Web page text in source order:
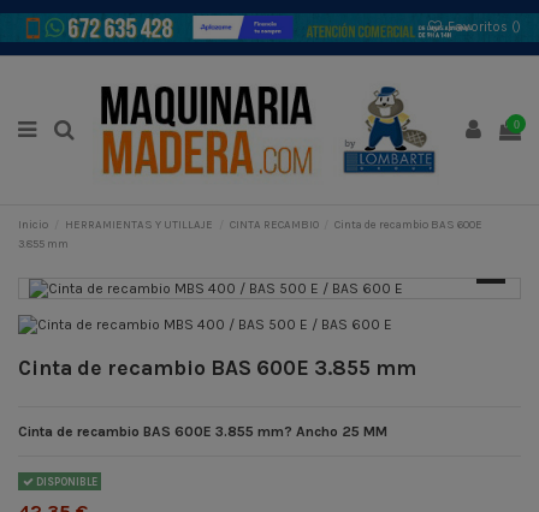
Favoritos ()
0
Inicio HERRAMIENTAS Y UTILLAJE CINTA RECAMBIO
Cinta de recambio BAS 600E
3.855 mm
Cinta de recambio BAS 600E 3.855 mm
Cinta de recambio BAS 600E 3.855 mm? Ancho 25 MM
DISPONIBLE